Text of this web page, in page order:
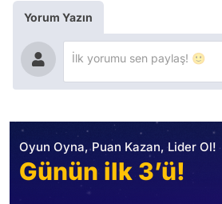
Yorum Yazın
Oyun Oyna, Puan Kazan, Lider Ol!
Günün ilk 3’ü!